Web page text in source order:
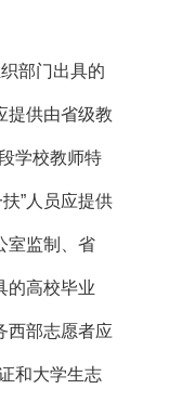
织部门出具的
提供由省级教
学校教师特
”人员应提供
室监制、省
的高校毕业
西部志愿者应
和大学生志